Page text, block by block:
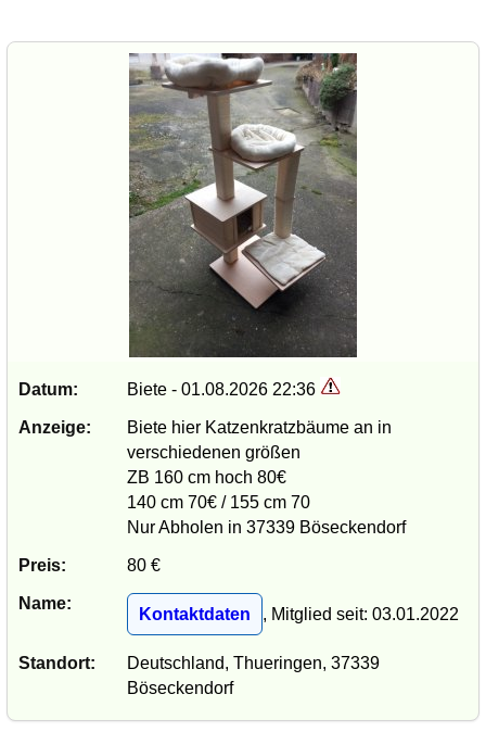
Datum: Biete - 01.08.2026 22:36
Anzeige:
Biete hier Katzenkratzbäume an in
verschiedenen größen
ZB 160 cm hoch 80€
140 cm 70€ / 155 cm 70
Nur Abholen in 37339 Böseckendorf
Preis: 80 €
Name:
Kontaktdaten , Mitglied seit: 03.01.2022
Standort:
Deutschland, Thueringen, 37339
Böseckendorf